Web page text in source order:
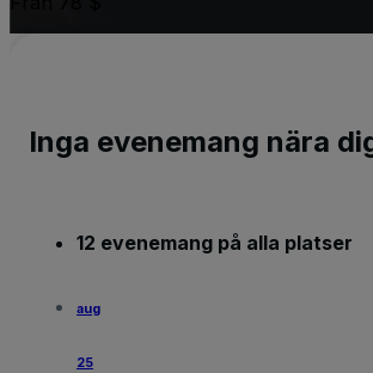
Inga evenemang nära
12 evenemang på alla platser
aug
25